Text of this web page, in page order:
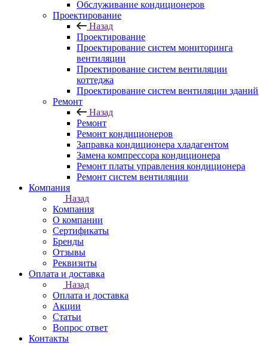
Обслуживание кондиционеров
Проектирование
Назад
Проектирование
Проектирование систем мониторинга
вентиляции
Проектирование систем вентиляции
коттеджа
Проектирование систем вентиляции зданий
Ремонт
Назад
Ремонт
Ремонт кондиционеров
Заправка кондиционера хладагентом
Замена компрессора кондиционера
Ремонт платы управления кондиционера
Ремонт систем вентиляции
Компания
Назад
Компания
О компании
Сертификаты
Бренды
Отзывы
Реквизиты
Оплата и доставка
Назад
Оплата и доставка
Акции
Статьи
Вопрос ответ
Контакты